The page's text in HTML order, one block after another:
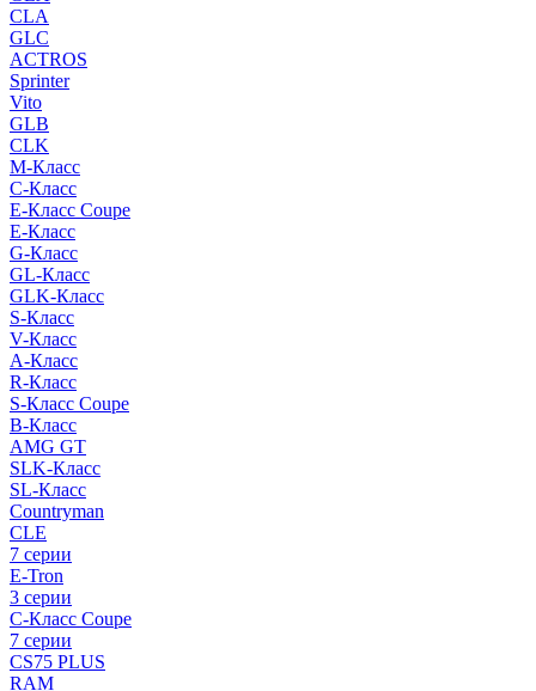
CLA
GLC
ACTROS
Sprinter
Vito
GLB
CLK
M-Класс
C-Класс
E-Класс Coupe
E-Класс
G-Класс
GL-Класс
GLK-Класс
S-Класс
V-Класс
A-Класс
R-Класс
S-Класс Сoupe
B-Класс
AMG GT
SLK-Класс
SL-Класс
Countryman
CLE
7 серии
E-Tron
3 серии
C-Класс Coupe
7 серии
CS75 PLUS
RAM